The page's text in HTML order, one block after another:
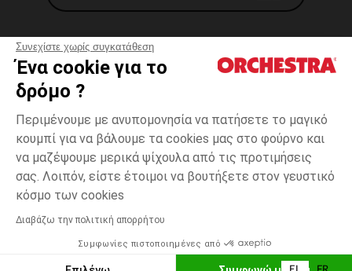
Συνεχίστε χωρίς συγκατάθεση
Ένα cookie για το
δρόμο ?
Περιμένουμε με ανυπομονησία να πατήσετε το μαγικό
κουμπί για να βάλουμε τα cookies μας στο φούρνο και
να μαζέψουμε μερικά ψίχουλα από τις προτιμήσεις
σας. Λοιπόν, είστε έτοιμοι να βουτήξετε στον γευστικό
κόσμο των cookies
Διαβάζω την πολιτική απορρήτου
Συμφωνίες πιστοποιημένες από
Λευκό
35-
Δυνατότητα πληρωμής με
ΠΡΟΣΘΉΚΗ ΣΤΟ ΚΑΛΆΘΙ
Γενικοί 'Οροι Πώλησης
*Εμπορικες προσφορες
Προσωπικά δεδομένα
Διαχείρηση των cookies
Προσβασιμότητα: μη συμμορφούμενη
H Orchestra συμμετέχει στον κωδικά δεοντολογίας και στο σύστημα
μεσολάβησης της Γαλλικής Ομοσπονδίας Ηλεκτρονικού Εμπορίου.